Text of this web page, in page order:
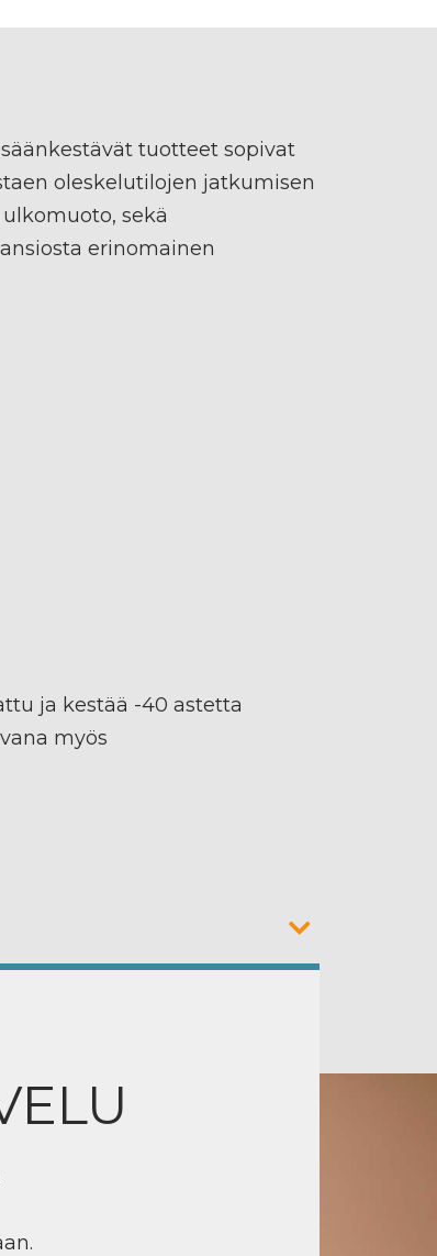
tuotteet sopivat
oleskelutilojen jatkumisen
sekä
erinomainen
ja kestää -40 astetta
myös